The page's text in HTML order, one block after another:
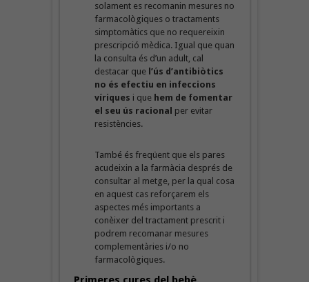
solament es recomanin mesures no
farmacològiques o tractaments
simptomàtics que no requereixin
prescripció mèdica. Igual que quan
la consulta és d’un adult, cal
destacar que l’ús d’antibiòtics
no és efectiu en infeccions
víriques i que hem de fomentar
el seu ús racional per evitar
resistències.
També és freqüent que els pares
acudeixin a la farmàcia després de
consultar al metge, per la qual cosa
en aquest cas reforçarem els
aspectes més importants a
conèixer del tractament prescrit i
podrem recomanar mesures
complementàries i/o no
farmacològiques.